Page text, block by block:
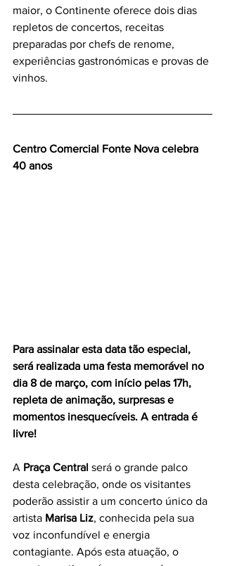
maior, o Continente oferece dois dias
repletos de concertos, receitas
preparadas por chefs de renome,
experiências gastronómicas e provas de
vinhos.
Centro Comercial Fonte Nova celebra
40 anos
Para assinalar esta data tão especial,
será realizada uma festa memorável no
dia 8 de março, com início pelas 17h,
repleta de animação, surpresas e
momentos inesquecíveis. A entrada é
livre!
A Praça Central será o grande palco
desta celebração, onde os visitantes
poderão assistir a um concerto único da
artista Marisa Liz, conhecida pela sua
voz inconfundível e energia
contagiante. Após esta atuação, o